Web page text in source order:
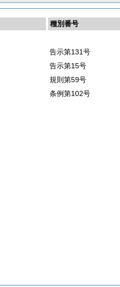
種別番号
告示第131号
告示第15号
規則第59号
条例第102号